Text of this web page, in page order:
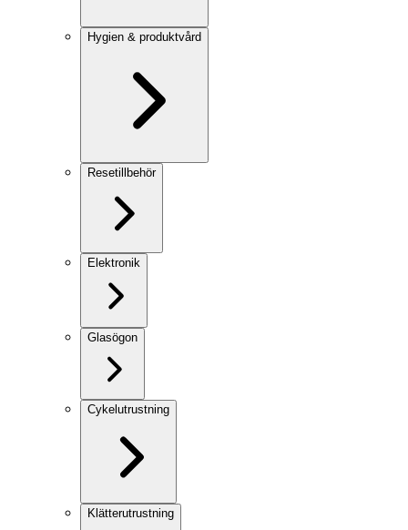
Hygien & produktvård
Resetillbehör
Elektronik
Glasögon
Cykelutrustning
Klätterutrustning